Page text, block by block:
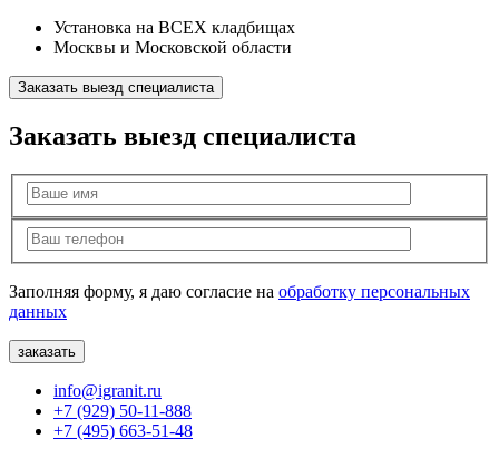
Установка на ВСЕХ кладбищах
Москвы и Московской области
Заказать выезд специалиста
Заказать выезд специалиста
Заполняя форму, я даю согласие на обработку персональных
данных
info@igranit.ru
+7 (929) 50-11-888
+7 (495) 663-51-48